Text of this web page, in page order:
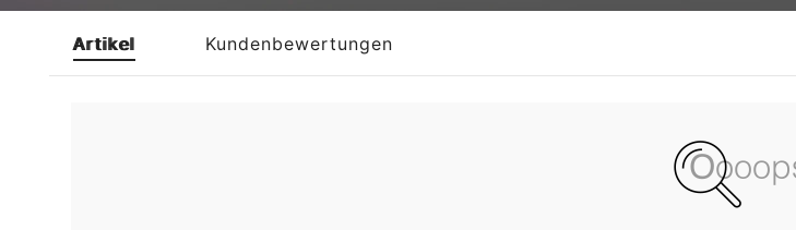
Artikel Kundenbewertungen